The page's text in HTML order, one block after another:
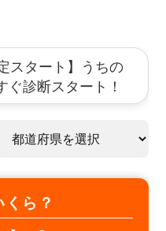
スタート】うちの
診断スタート！
ら？